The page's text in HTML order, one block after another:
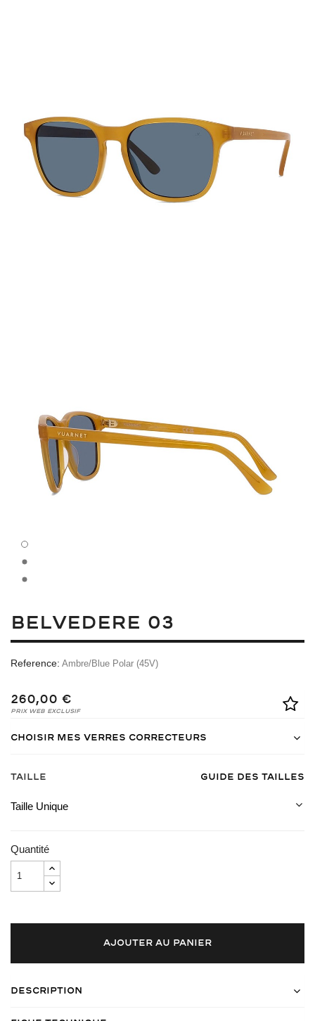
BELVEDERE 03
Reference: Ambre/Blue Polar (45V)
260,00 €
Prix Web Exclusif
Choisir mes verres correcteurs
Taille Guide des tailles
Taille Unique
Quantité
AJOUTER AU PANIER
Description